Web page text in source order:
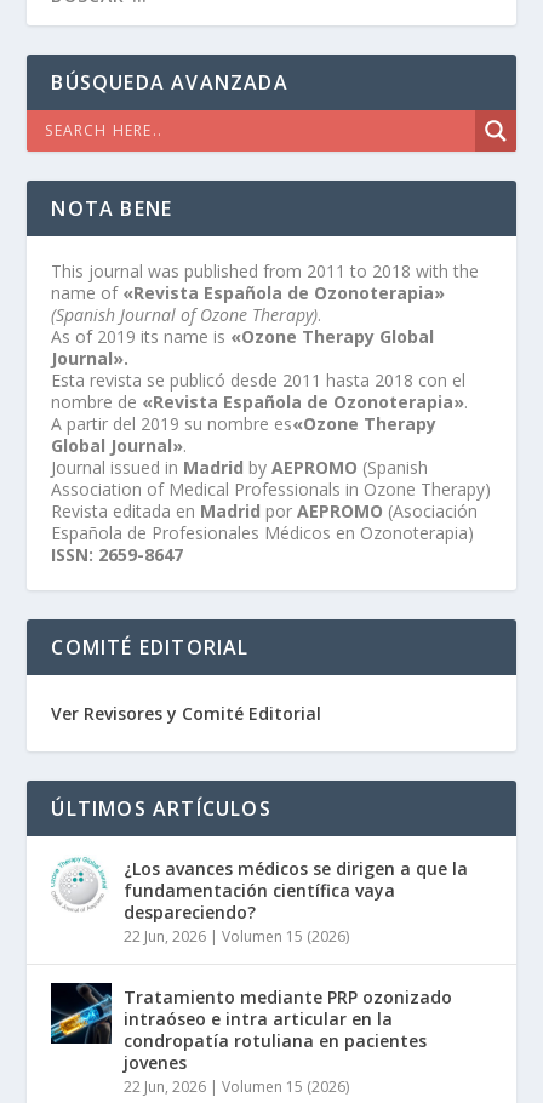
BÚSQUEDA AVANZADA
NOTA BENE
This journal was published from 2011 to 2018 with the
name of «Revista Española de Ozonoterapia»
(Spanish Journal of Ozone Therapy).
As of 2019 its name is «Ozone Therapy Global
Journal».
Esta revista se publicó desde 2011 hasta 2018 con el
nombre de «Revista Española de Ozonoterapia».
A partir del 2019 su nombre es«Ozone Therapy
Global Journal».
Journal issued in Madrid byAEPROMO (Spanish
Association of Medical Professionals in Ozone Therapy)
Revista editada en Madrid porAEPROMO (Asociación
Española de Profesionales Médicos en Ozonoterapia)
ISSN: 2659-8647
COMITÉ EDITORIAL
Ver Revisores y Comité Editorial
ÚLTIMOS ARTÍCULOS
¿Los avances médicos se dirigen a que la
fundamentación científica vaya
despareciendo?
22 Jun, 2026 |Volumen 15 (2026)
Tratamiento mediante PRP ozonizado
intraóseo e intra articular en la
condropatía rotuliana en pacientes
jovenes
22 Jun, 2026 |Volumen 15 (2026)